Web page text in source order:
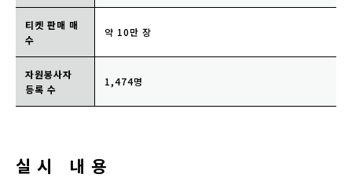
티켓 판매 매
수
약 10만 장
자원봉사자
등록 수
1,474명
실시 내용